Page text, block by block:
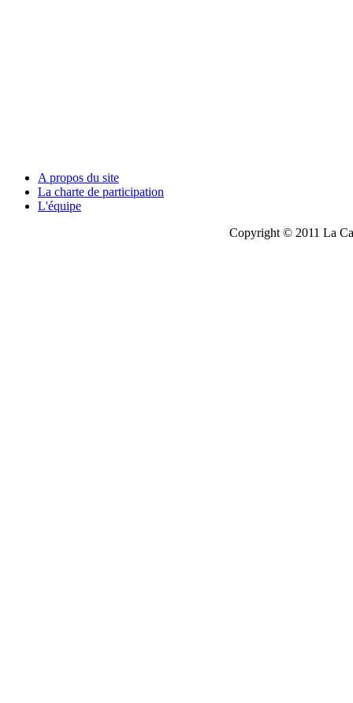
A propos du site
La charte de participation
L'équipe
Copyright © 2011 La